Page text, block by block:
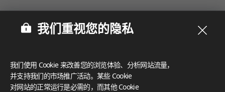
我们重视您的隐私
我们使用 Cookie 来改善您的浏览体验、分析网站流量，
并支持我们的市场推广活动。某些 Cookie
对网站的正常运行是必需的，而其他 Cookie